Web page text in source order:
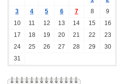
3
4 5 6 7 8
9
10
11 12 13 14 15
16
17
18 19 20 21 22
23
24
25 26 27 28 29
30
31